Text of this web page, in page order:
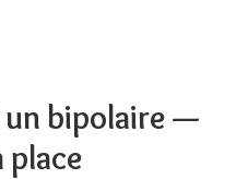
un bipolaire —
place